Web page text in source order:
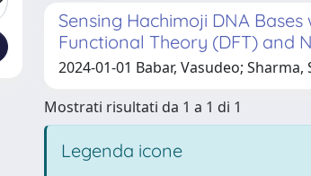
Sensing Hachimoji DNA
Functional Theory (DFT) and
2024-01-01 Babar, Vasudeo;
Mostrati risultati da 1 a 1 di 1
Legenda icone